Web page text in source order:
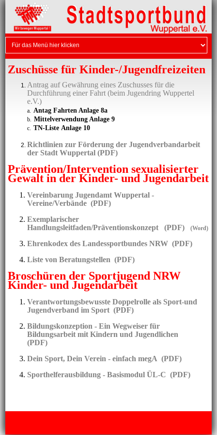
Zuschüsse für Kinder-/Jugendfreizeiten
Antrag auf Gewährung eines Zuschusses für die
Durchführung einer Fahrt (beim Jugendring Wuppertel
e.V.)
a. Antag Fahrten Anlage 8a
b. Mittelverwendung Anlage 9
c. TN-Liste Anlage 10
Richtlinien zur Förderung der Jugendverbandarbeit
der Stadt Wuppertal (PDF)
Prävention/Intervention sexualisierter
Gewaltin der Kinder- und Jugendarbeit
Vereinbarung Jugendamt Wuppertal -
Vereine/Verbände (PDF)
Exemplarischer
Handlungsleitfaden/Präventionskonzept (PDF)
(Word)
Ehrenkodex des Landessportbundes NRW (PDF)
Liste von Beratungstellen (PDF)
Broschüren der Sportjugend NRW
Kinder- und Jugendarbeit
Verantwortungsbewusste Doppelrolle als Sport-und
Jugendverband im Sport (PDF)
Bildungskonzeption - Ein Wegweiser für
Bildungsarbeit mit Kindern und Jugendlichen
(PDF)
Dein Sport, Dein Verein - einfach megA (PDF)
Sporthelferausbildung - Basismodul ÜL-C (PDF)